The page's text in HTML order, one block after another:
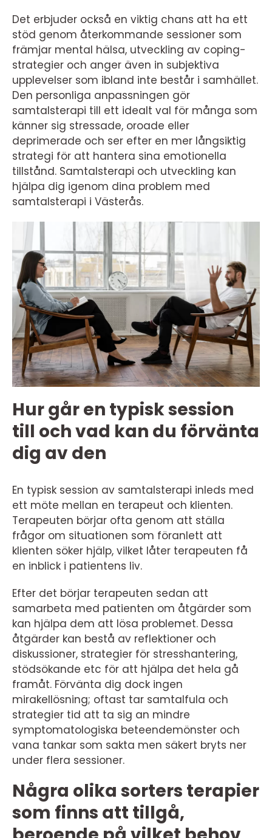
Det erbjuder också en viktig chans att ha ett
stöd genom återkommande sessioner som
främjar mental hälsa, utveckling av coping-
strategier och anger även in subjektiva
upplevelser som ibland inte består i samhället.
Den personliga anpassningen gör
samtalsterapi till ett idealt val för många som
känner sig stressade, oroade eller
deprimerade och ser efter en mer långsiktig
strategi för att hantera sina emotionella
tillstånd. Samtalsterapi och utveckling kan
hjälpa dig igenom dina problem med
samtalsterapi i Västerås.
Hur går en typisk session
till och vad kan du förvänta
dig av den
En typisk session av samtalsterapi inleds med
ett möte mellan en terapeut och klienten.
Terapeuten börjar ofta genom att ställa
frågor om situationen som föranlett att
klienten söker hjälp, vilket låter terapeuten få
en inblick i patientens liv.
Efter det börjar terapeuten sedan att
samarbeta med patienten om åtgärder som
kan hjälpa dem att lösa problemet. Dessa
åtgärder kan bestå av reflektioner och
diskussioner, strategier för stresshantering,
stödsökande etc för att hjälpa det hela gå
framåt. Förvänta dig dock ingen
mirakellösning; oftast tar samtalfula och
strategier tid att ta sig an mindre
symptomatologiska beteendemönster och
vana tankar som sakta men säkert bryts ner
under flera sessioner.
Några olika sorters terapier
som finns att tillgå,